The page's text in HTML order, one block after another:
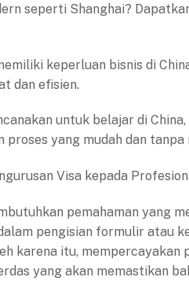
seperti Shanghai?
keperluan bisnis di
dan efisien.
untuk belajar di
proses yang mudah dan tanpa
Visa kepada
pemahaman yang
pengisian formulir atau
karena itu,
yang akan memastikan